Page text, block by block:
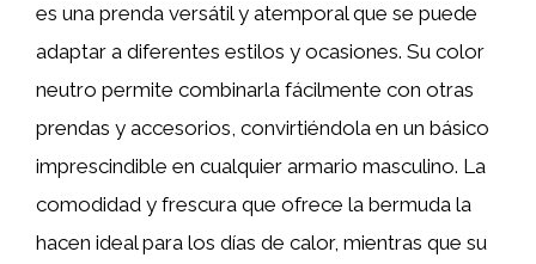
es una prenda versátil y atemporal que se puede
adaptar a diferentes estilos y ocasiones. Su color
neutro permite combinarla fácilmente con otras
prendas y accesorios, convirtiéndola en un básico
imprescindible en cualquier armario masculino. La
comodidad y frescura que ofrece la bermuda la
hacen ideal para los días de calor, mientras que su